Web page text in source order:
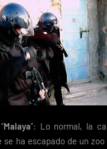
Malaya”: Lo normal, la
se ha escapado de un